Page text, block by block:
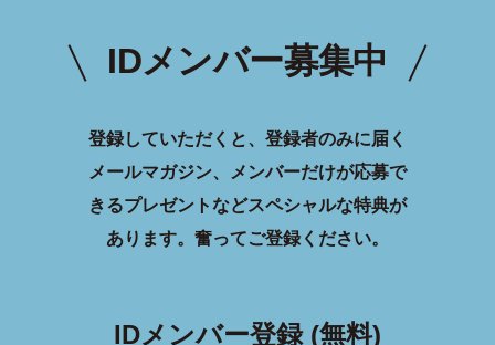
IDメンバー募集中
登録していただくと、登録者のみに届く
メールマガジン、メンバーだけが応募で
きるプレゼントなどスペシャルな特典が
あります。 奮ってご登録ください。
IDメンバー登録 (無料)